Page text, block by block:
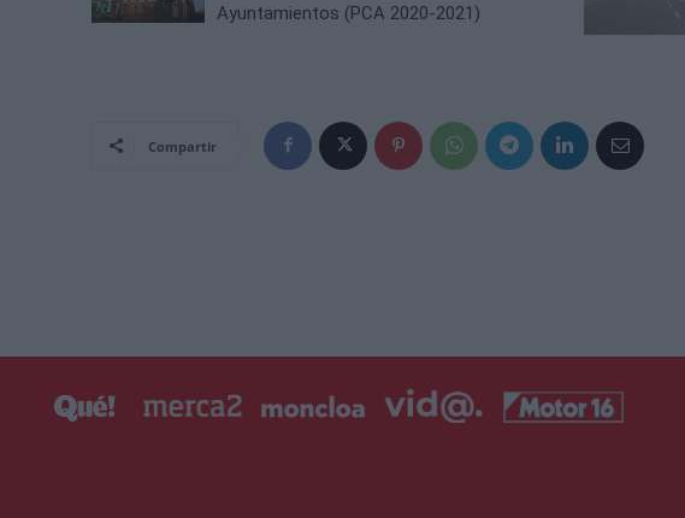
Ayuntamientos (PCA 2020-2021)
Compartir